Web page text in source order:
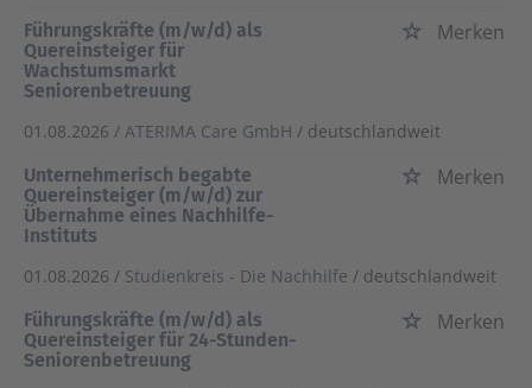
Führungskräfte (m/w/d) als
Quereinsteiger für
Wachstumsmarkt
Seniorenbetreuung
Merken
01.08.2026 / ATERIMA Care GmbH / deutschlandweit
Unternehmerisch begabte
Quereinsteiger (m/w/d) zur
Übernahme eines Nachhilfe-
Instituts
Merken
01.08.2026 / Studienkreis - Die Nachhilfe / deutschlandweit
Führungskräfte (m/w/d) als
Quereinsteiger für 24-Stunden-
Seniorenbetreuung
Merken